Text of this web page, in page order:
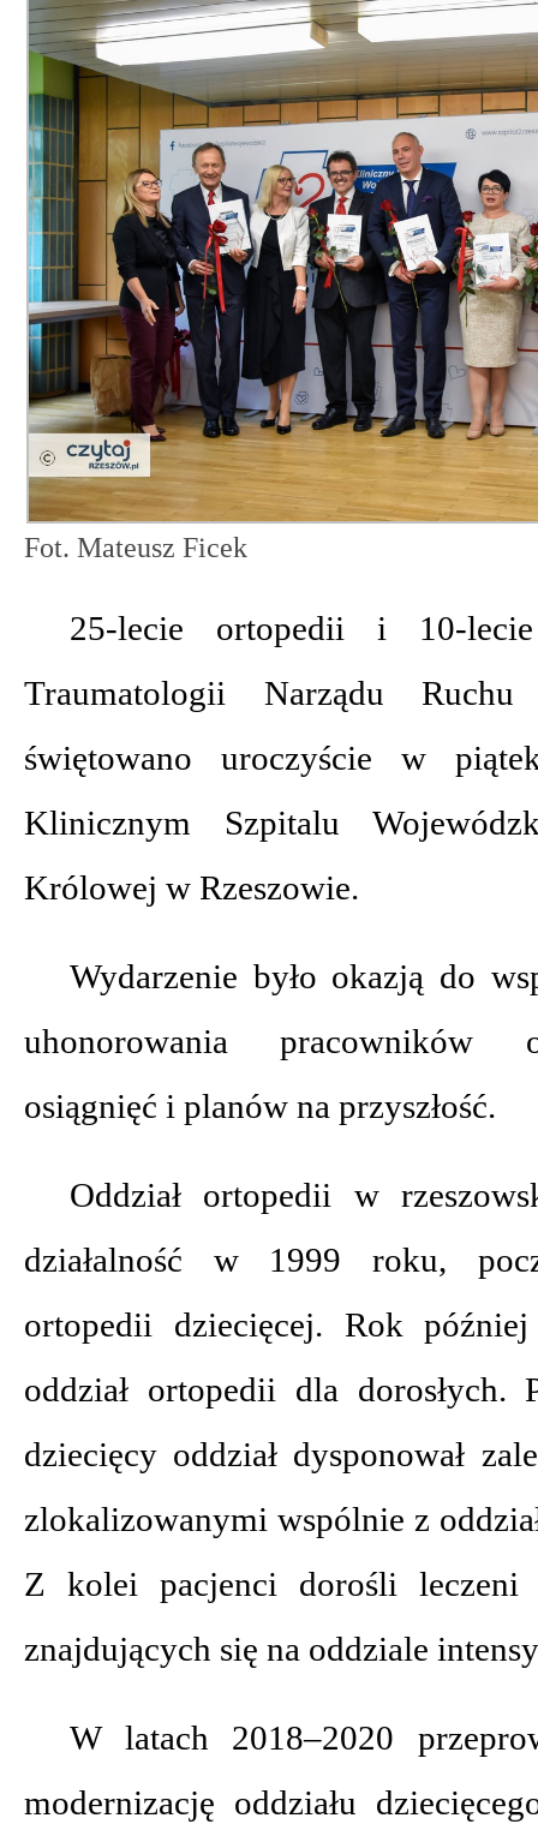
Fot. Mateusz Ficek
25-lecie ortopedii i 10-
Traumatologii Narządu
świętowano uroczyście w
Klinicznym Szpitalu
Królowej w Rzeszowie.
Wydarzenie było okazją do
uhonorowania pracowników
osiągnięć i planów na przyszłość.
Oddział ortopedii w
działalność w 1999 roku,
ortopedii dziecięcej. Rok
oddział ortopedii dla dorosłych.
dziecięcy oddział dysponował
zlokalizowanymi wspólnie z
Z kolei pacjenci dorośli
znajdujących się na oddziale
W latach 2018–2020
modernizację oddziału